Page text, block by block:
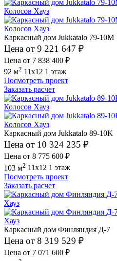
Каркасный дом Jukkatalo 79-10M
Цена от 9 221 647 ₽
Цена от 7 838 400 ₽
92 м2 11x12 1 этаж
Посмотреть проект
Заказать расчет
Каркасный дом Jukkatalo 89-10K
Цена от 10 324 235 ₽
Цена от 8 775 600 ₽
103 м2 11x12 1 этаж
Посмотреть проект
Заказать расчет
Каркасный дом Финляндия Д-7
Цена от 8 319 529 ₽
Цена от 7 071 600 ₽